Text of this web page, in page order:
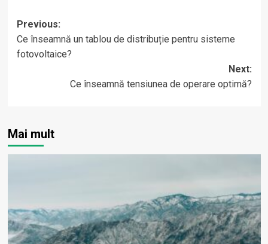
Post
navigation
Previous:
Ce înseamnă un tablou de distribuție pentru sisteme
fotovoltaice?
Next:
Ce înseamnă tensiunea de operare optimă?
Mai mult